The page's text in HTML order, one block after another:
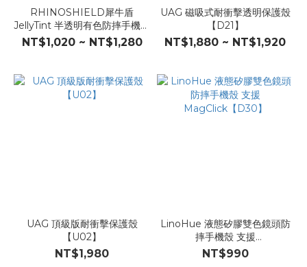
RHINOSHIELD犀牛盾
JellyTint 半透明有色防摔手機殼
【F87】
NT$1,020 ~ NT$1,280
UAG 磁吸式耐衝擊透明保護殼
【D21】
NT$1,880 ~ NT$1,920
UAG 頂級版耐衝擊保護殼
【U02】
NT$1,980
LinoHue 液態矽膠雙色鏡頭防
摔手機殼 支援
MagClick【D30】
NT$990